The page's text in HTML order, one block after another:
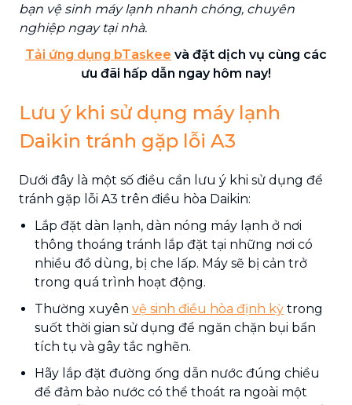
bạn vệ sinh máy lạnh nhanh chóng, chuyên
nghiệp ngay tại nhà.
Tải ứng dụng bTaskee và đặt dịch vụ cùng các
ưu đãi hấp dẫn ngay hôm nay!
Lưu ý khi sử dụng máy lạnh
Daikin tránh gặp lỗi A3
Dưới đây là một số điều cần lưu ý khi sử dụng để
tránh gặp lỗi A3 trên điều hòa Daikin:
Lắp đặt dàn lạnh, dàn nóng máy lạnh ở nơi
thông thoáng tránh lắp đặt tại những nơi có
nhiều đồ dùng, bị che lấp. Máy sẽ bị cản trở
trong quá trình hoạt động.
Thường xuyên vệ sinh điều hòa định kỳ trong
suốt thời gian sử dụng để ngăn chặn bụi bẩn
tích tụ và gây tắc nghẽn.
Hãy lắp đặt đường ống dẫn nước đúng chiều
để đảm bảo nước có thể thoát ra ngoài một